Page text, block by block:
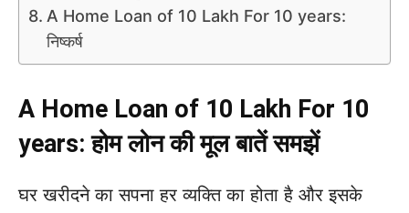
A Home Loan of 10 Lakh For 10 years:
निष्कर्ष
A Home Loan of 10 Lakh For 10
years: होम लोन की मूल बातें समझें
घर खरीदने का सपना हर व्यक्ति का होता है और इसके